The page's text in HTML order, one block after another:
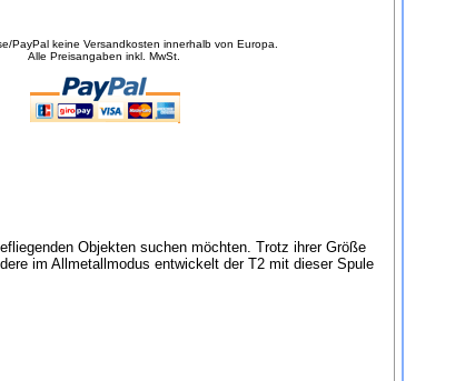
PayPal keine Versandkosten innerhalb von Europa.
Alle Preisangaben inkl. MwSt.
Objekten suchen möchten. Trotz ihrer Größe
im Allmetallmodus entwickelt der T2 mit dieser Spule